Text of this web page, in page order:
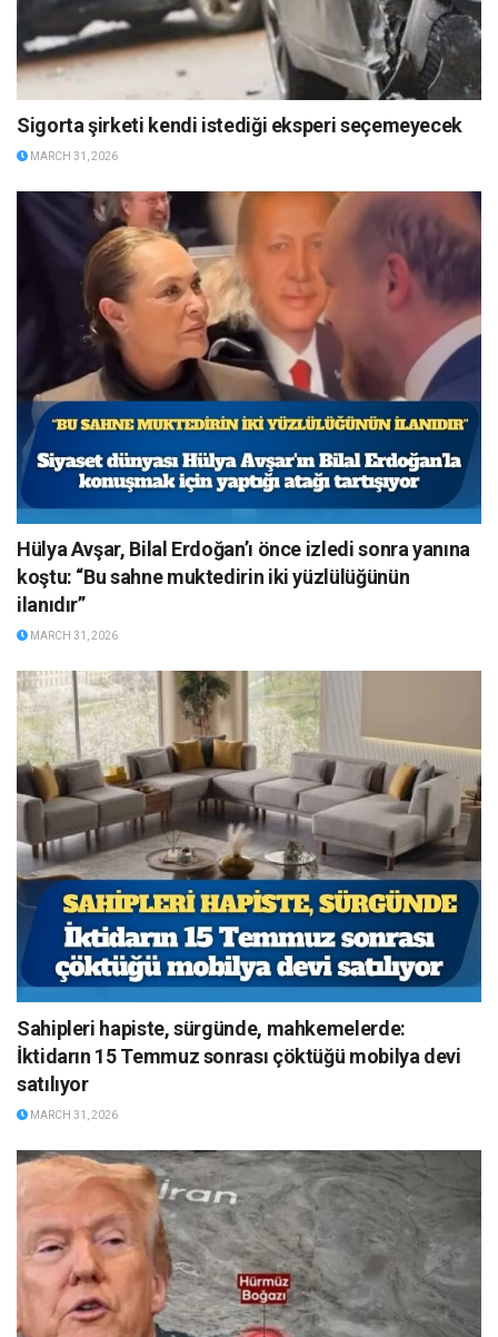
Sigorta şirketi kendi istediği eksperi seçemeyecek
MARCH 31, 2026
Hülya Avşar, Bilal Erdoğan’ı önce izledi sonra yanına
koştu: “Bu sahne muktedirin iki yüzlülüğünün
ilanıdır”
MARCH 31, 2026
Sahipleri hapiste, sürgünde, mahkemelerde:
İktidarın 15 Temmuz sonrası çöktüğü mobilya devi
satılıyor
MARCH 31, 2026